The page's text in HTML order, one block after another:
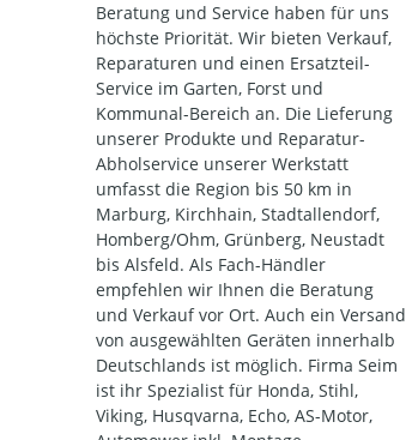
Beratung und Service haben für uns
höchste Priorität. Wir bieten Verkauf,
Reparaturen und einen Ersatzteil-
Service im Garten, Forst und
Kommunal-Bereich an. Die Lieferung
unserer Produkte und Reparatur-
Abholservice unserer Werkstatt
umfasst die Region bis 50 km in
Marburg, Kirchhain, Stadtallendorf,
Homberg/Ohm, Grünberg, Neustadt
bis Alsfeld. Als Fach-Händler
empfehlen wir Ihnen die Beratung
und Verkauf vor Ort. Auch ein Versand
von ausgewählten Geräten innerhalb
Deutschlands ist möglich. Firma Seim
ist ihr Spezialist für Honda, Stihl,
Viking, Husqvarna, Echo, AS-Motor,